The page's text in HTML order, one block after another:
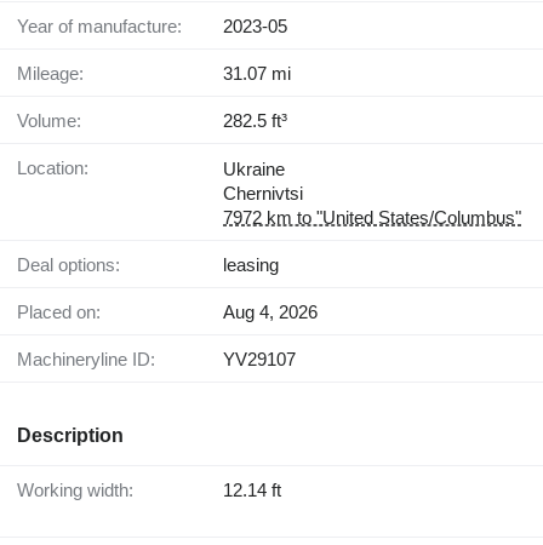
Year of manufacture: 2023-05
Mileage: 31.07 mi
Volume: 282.5 ft³
Location:
Ukraine
Chernivtsi
7972 km to "United States/Columbus"
Deal options: leasing
Placed on: Aug 4, 2026
Machineryline ID: YV29107
Description
Working width: 12.14 ft